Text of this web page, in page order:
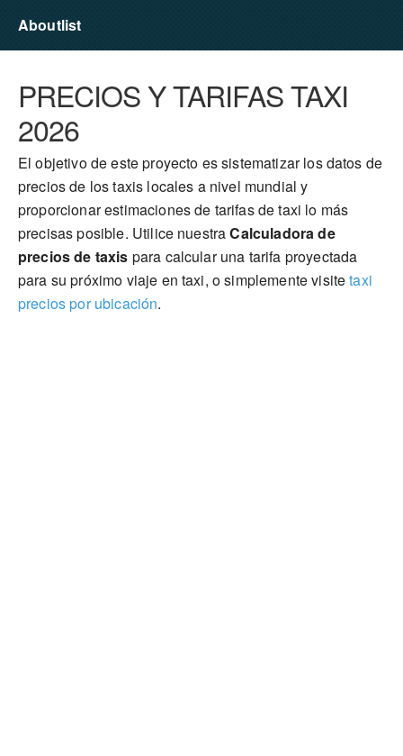
Aboutlist
PRECIOS Y TARIFAS TAXI
2026
El objetivo de este proyecto es sistematizar los datos de
precios de los taxis locales a nivel mundial y
proporcionar estimaciones de tarifas de taxi lo más
precisas posible. Utilice nuestraCalculadora de
precios de taxis para calcular una tarifa proyectada
para su próximo viaje en taxi, o simplemente visitetaxi
precios por ubicación.